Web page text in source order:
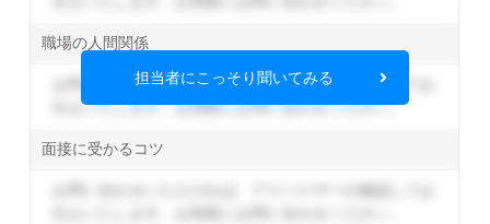
職場の人間関係
お問い合わせいただければ、アドバイザーが確認してお
伝えいたします。お気軽にお問い合わせください。
面接に受かるコツ
担当者にこっそり聞いてみる